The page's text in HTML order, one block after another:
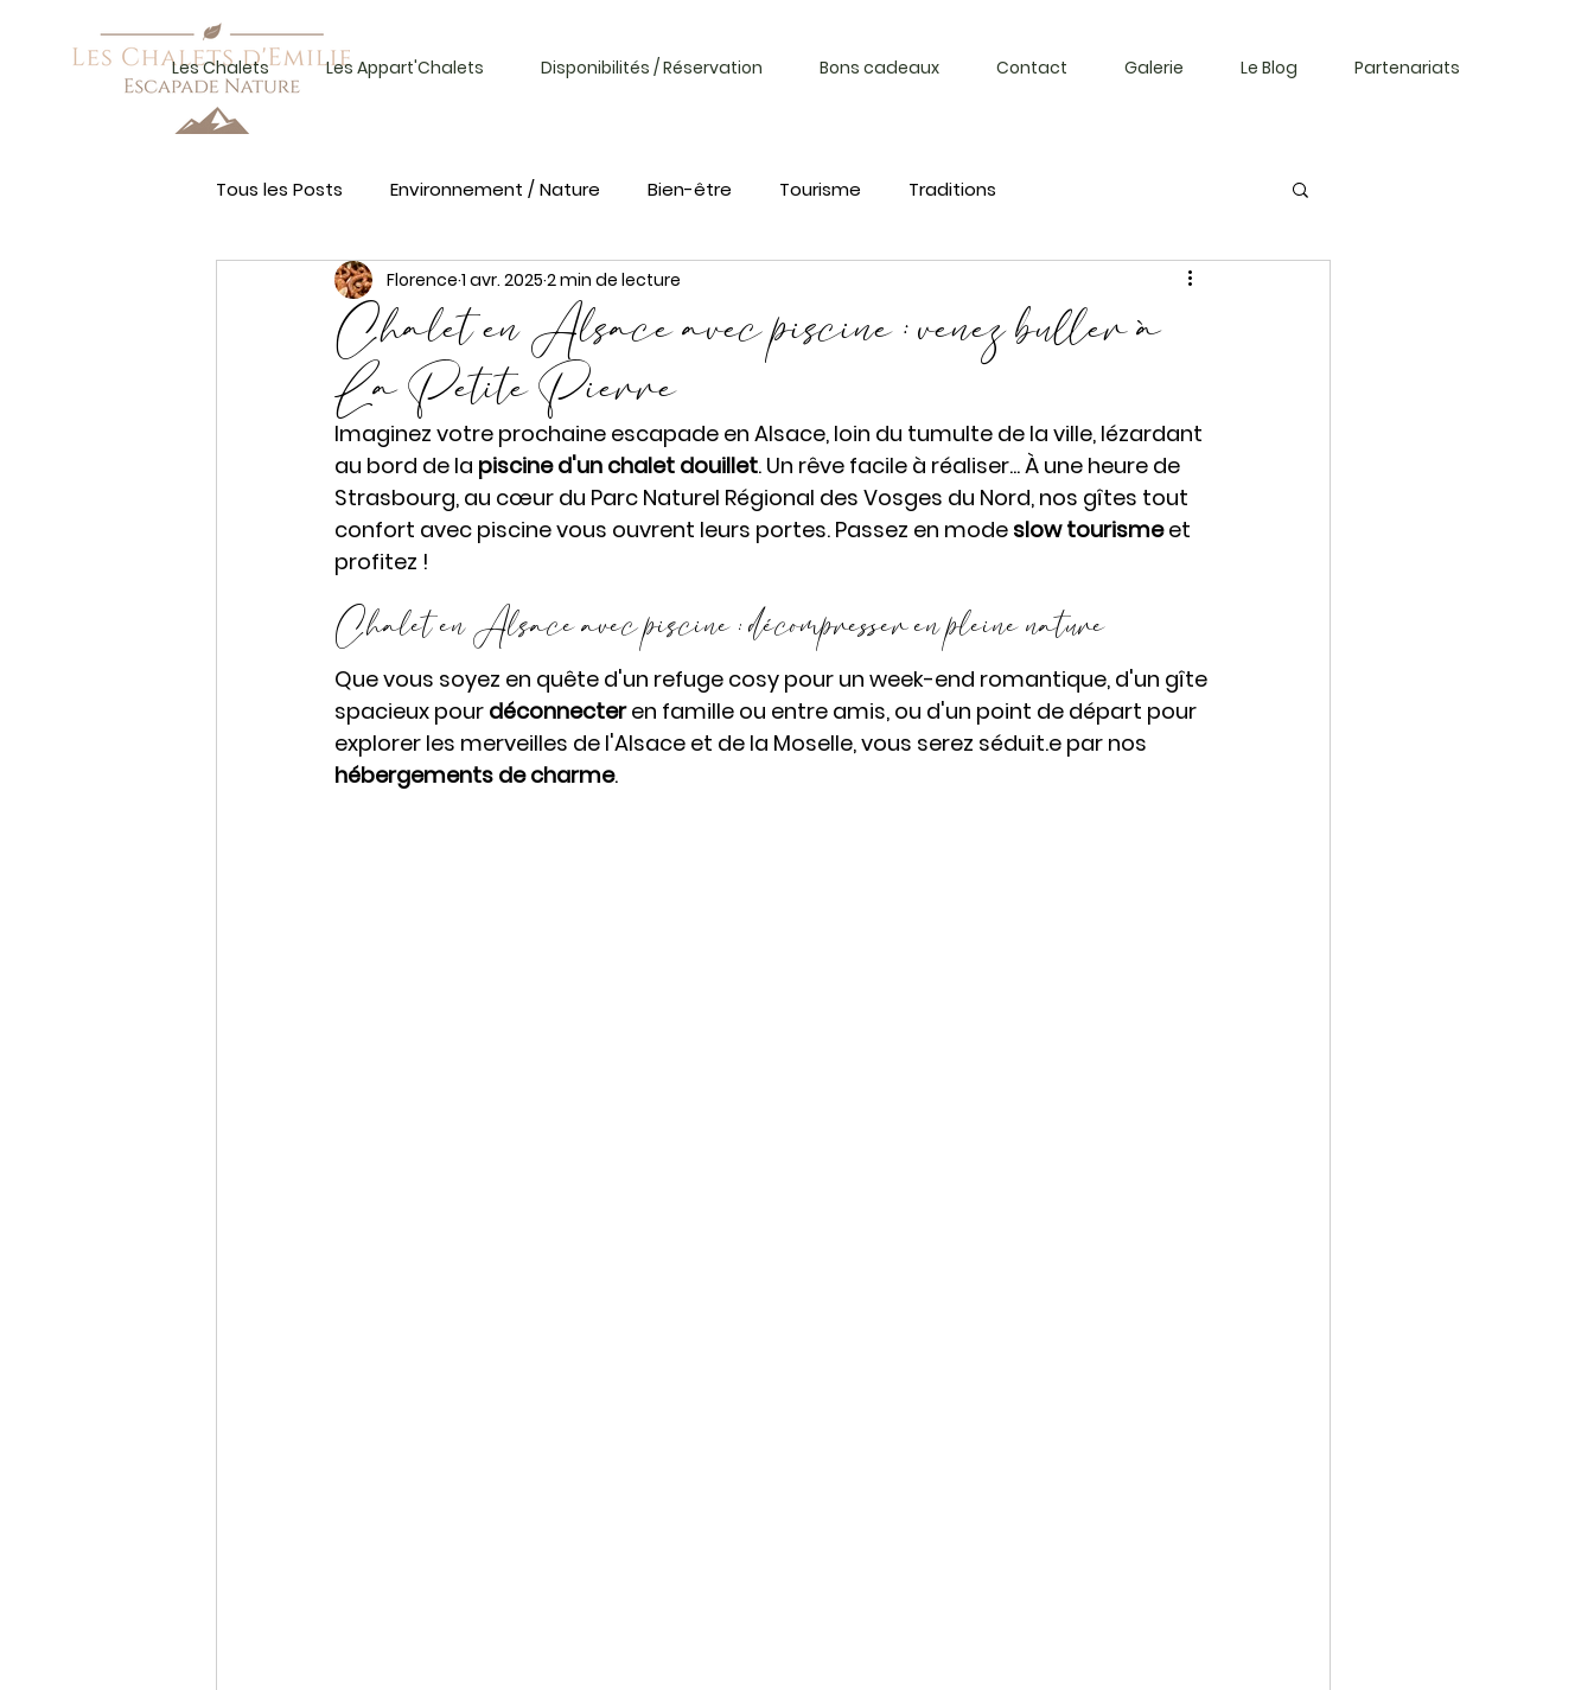
Les Chalets Les Appart'Chalets Disponibilités / Réservation Bons cadeaux Contact Galerie Le Blog Partenariats
Tous les Posts Environnement / Nature Bien-être Tourisme Traditions
Chalet en Alsace avec piscine : venez buller à
La Petite Pierre
Florence 1 avr. 2025 2 min de lecture
Imaginez votre prochaine escapade en Alsace, loin du tumulte de la ville, lézardant
au bord de la piscine d'un chalet douillet. Un rêve facile à réaliser... À une heure de
Strasbourg, au cœur du Parc Naturel Régional des Vosges du Nord, nos gîtes tout
confort avec piscine vous ouvrent leurs portes. Passez en mode slow tourisme et
profitez !
Chalet en Alsace avec piscine : décompresser en pleine nature
Que vous soyez en quête d'un refuge cosy pour un week-end romantique, d'un gîte
spacieux pour déconnecter en famille ou entre amis, ou d'un point de départ pour
explorer les merveilles de l'Alsace et de la Moselle, vous serez séduit.e par nos
hébergements de charme.